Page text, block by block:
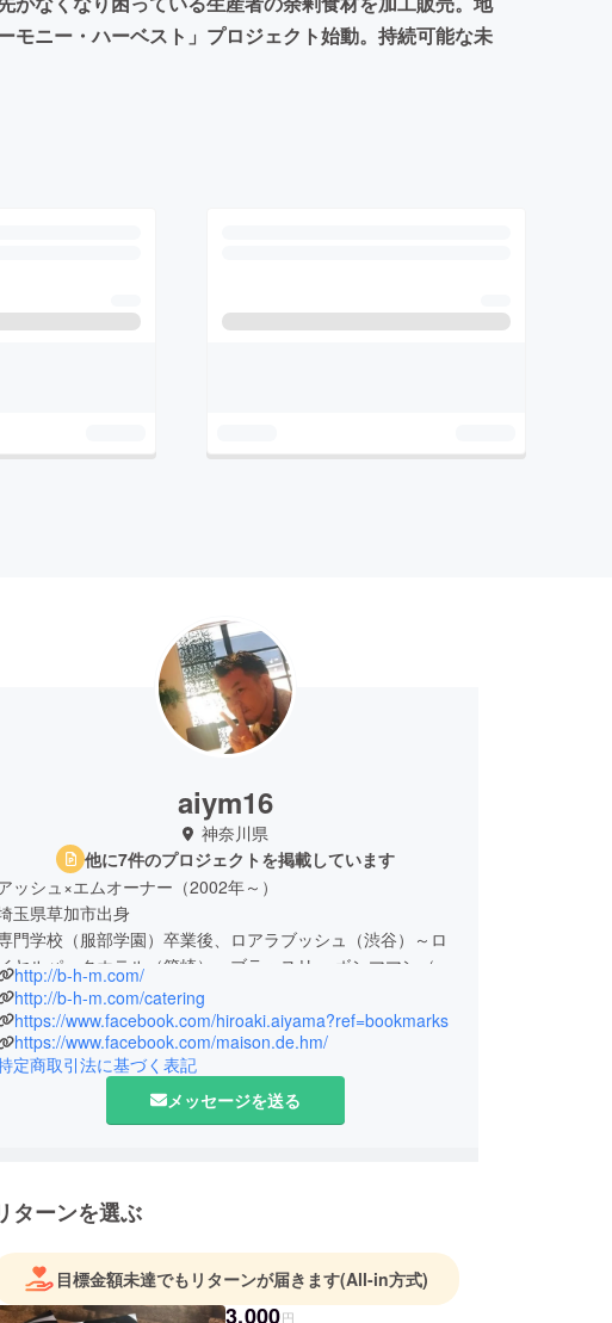
ニー・ハーベスト」プロジェクト始動。持続可能な未
aiym16
神奈川県
他に7件のプロジェクトを掲載しています
ッシュ×エムオーナー（2002年～）
玉県草加市出身
門学校（服部学園）卒業後、ロアラブッシュ（渋谷）～ロ
イヤルパークホテル（箱崎）～ブラッスリー ボンママン（池
）～オーベルジュ オー・ミラドー（箱根） その後現職
味：食べ歩き、街歩き、サイクリング、読書、サッカー観
（ベルマーレLOVE）
技：早食い、大声
http://b-h-m.com/
http://b-h-m.com/catering
https://www.facebook.com/hiroaki.aiyama?ref=bookmarks
https://www.facebook.com/maison.de.hm/
定商取引法に基づく表記
メッセージを送る
ターンを選ぶ
目標金額未達でもリターンが届きます(All-in方式)
3,000円